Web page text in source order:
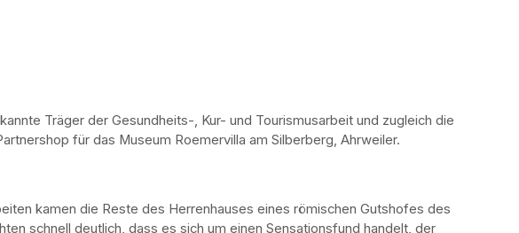
Träger der Gesundheits-, Kur- und Tourismusarbeit und zugleich die
für das Museum Roemervilla am Silberberg, Ahrweiler.
kamen die Reste des Herrenhauses eines römischen Gutshofes des
schnell deutlich, dass es sich um einen Sensationsfund handelt, der